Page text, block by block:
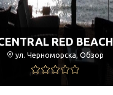
RED BEACH
ул. Черноморска, Обзор